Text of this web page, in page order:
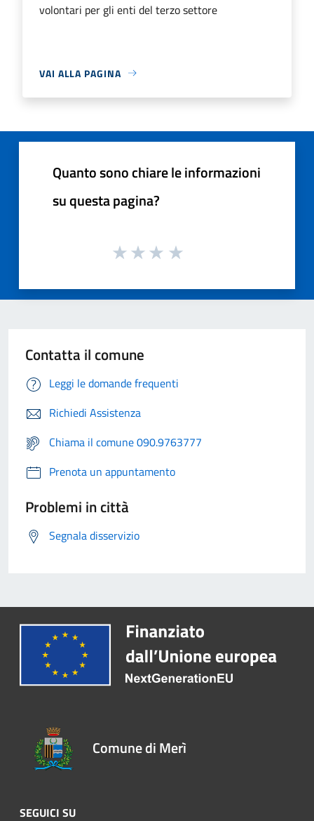
volontari per gli enti del terzo settore
VAI ALLA PAGINA
Quanto sono chiare le informazioni
su questa pagina?
Contatta il comune
Leggi le domande frequenti
Richiedi Assistenza
Chiama il comune 090.9763777
Prenota un appuntamento
Problemi in città
Segnala disservizio
Comune di Merì
SEGUICI SU